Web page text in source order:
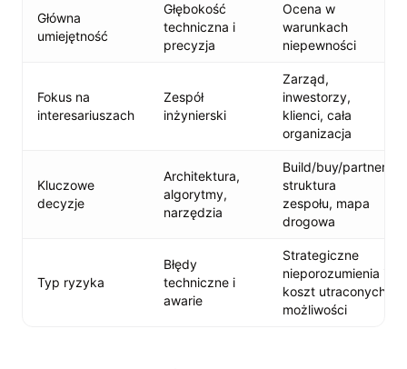
Główna
umiejętność
Głębokość
techniczna i
precyzja
Ocena w
warunkach
niepewności
Fokus na
interesariuszach
Zespół
inżynierski
Zarząd,
inwestorzy,
klienci, cała
organizacja
Kluczowe
decyzje
Architektura,
algorytmy,
narzędzia
Build/buy/partner,
struktura
zespołu, mapa
drogowa
Typ ryzyka
Błędy
techniczne i
awarie
Strategiczne
nieporozumienia i
koszt utraconych
możliwości